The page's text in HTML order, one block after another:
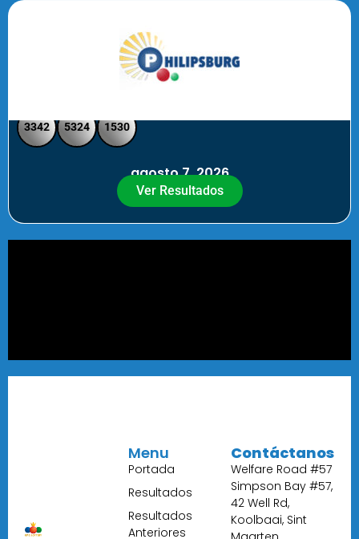
3342 5324 1530
agosto 7, 2026
Ver Resultados
Menu
Portada
Resultados
Resultados
Anteriores
Contáctanos
Welfare Road #57
Simpson Bay #57,
42 Well Rd,
Koolbaai, Sint